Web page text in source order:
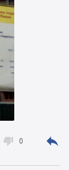
 0 